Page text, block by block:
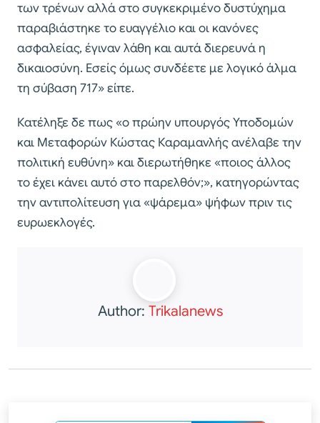
των τρένων αλλά στο συγκεκριμένο δυστύχημα
παραβιάστηκε το ευαγγέλιο και οι κανόνες
ασφαλείας, έγιναν λάθη και αυτά διερευνά η
δικαιοσύνη. Εσείς όμως συνδέετε με λογικό άλμα
τη σύβαση 717» είπε.
Κατέληξε δε πως «ο πρώην υπουργός Υποδομών
και Μεταφορών Κώστας Καραμανλής ανέλαβε την
πολιτική ευθύνη» και διερωτήθηκε «ποιος άλλος
το έχει κάνει αυτό στο παρελθόν;», κατηγορώντας
την αντιπολίτευση για «ψάρεμα» ψήφων πριν τις
ευρωεκλογές.
Author: Trikalanews